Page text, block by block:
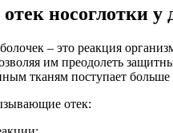
носоглотки у
– это реакция
им преодолеть
тканям поступает
отек: